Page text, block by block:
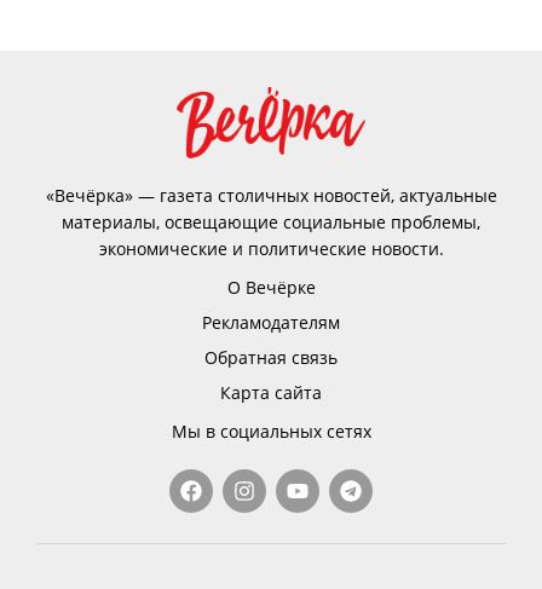
«Вечёрка» — газета столичных новостей, актуальные
материалы, освещающие социальные проблемы,
экономические и политические новости.
О Вечёрке
Рекламодателям
Обратная связь
Карта сайта
Мы в социальных сетях